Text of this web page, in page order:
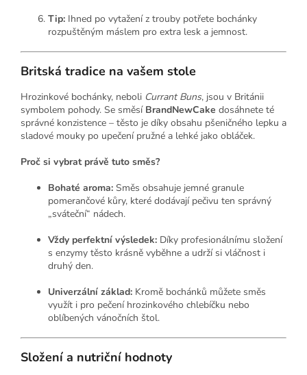
Tip: Ihned po vytažení z trouby potřete bochánky
rozpuštěným máslem pro extra lesk a jemnost.
Britská tradice na vašem stole
Hrozinkové bochánky, neboli Currant Buns, jsou v Británii
symbolem pohody. Se směsí BrandNewCake dosáhnete té
správné konzistence – těsto je díky obsahu pšeničného lepku a
sladové mouky po upečení pružné a lehké jako obláček.
Proč si vybrat právě tuto směs?
Bohaté aroma: Směs obsahuje jemné granule
pomerančové kůry, které dodávají pečivu ten správný
„sváteční“ nádech.
Vždy perfektní výsledek: Díky profesionálnímu složení
s enzymy těsto krásně vyběhne a udrží si vláčnost i
druhý den.
Univerzální základ: Kromě bochánků můžete směs
využít i pro pečení hrozinkového chlebíčku nebo
oblíbených vánočních štol.
Složení a nutriční hodnoty